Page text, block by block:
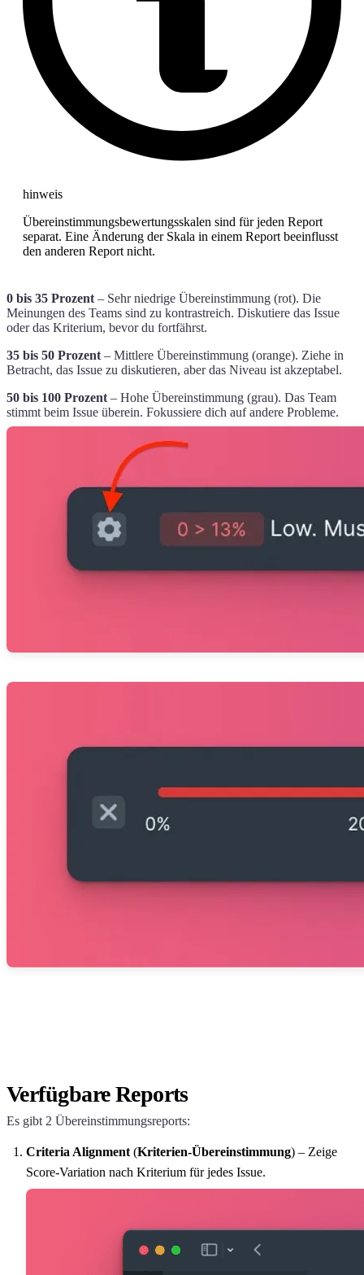
hinweis
Übereinstimmungsbewertungsskalen sind für jeden Report
separat. Eine Änderung der Skala in einem Report beeinflusst
den anderen Report nicht.
0 bis 35 Prozent – Sehr niedrige Übereinstimmung (rot). Die
Meinungen des Teams sind zu kontrastreich. Diskutiere das Issue
oder das Kriterium, bevor du fortfährst.
35 bis 50 Prozent – Mittlere Übereinstimmung (orange). Ziehe in
Betracht, das Issue zu diskutieren, aber das Niveau ist akzeptabel.
50 bis 100 Prozent – Hohe Übereinstimmung (grau). Das Team
stimmt beim Issue überein. Fokussiere dich auf andere Probleme.
Verfügbare Reports
Es gibt 2 Übereinstimmungsreports:
Criteria Alignment (Kriterien-Übereinstimmung) – Zeige
Score-Variation nach Kriterium für jedes Issue.